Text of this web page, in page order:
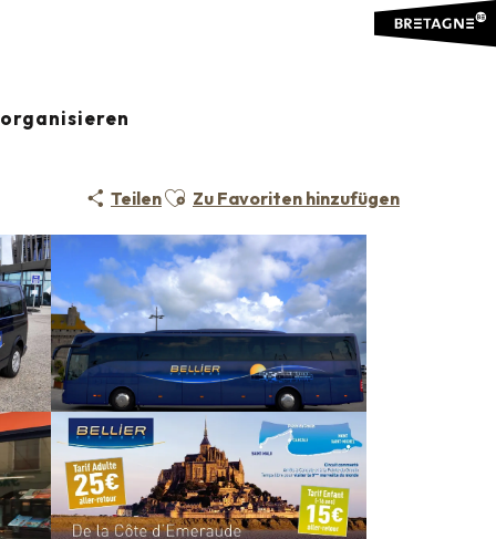
TeilenAjouter aux favoris
Zu Favoriten hinzufügen